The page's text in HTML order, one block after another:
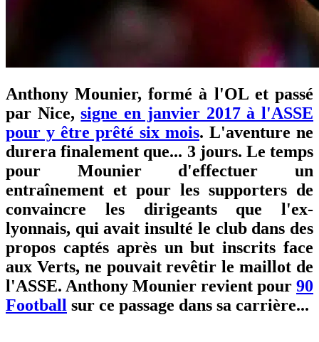
Anthony Mounier, formé à l'OL et passé
par Nice,signe en janvier 2017 à l'ASSE
pour y être prêté six mois. L'aventure ne
durera finalement que... 3 jours. Le temps
pour Mounier d'effectuer un
entraînement et pour les supporters de
convaincre les dirigeants que l'ex-
lyonnais, qui avait insulté le club dans des
propos captés après un but inscrits face
aux Verts, ne pouvait revêtir le maillot de
l'ASSE. Anthony Mounier revient pour 90
Football sur ce passage dans sa carrière...